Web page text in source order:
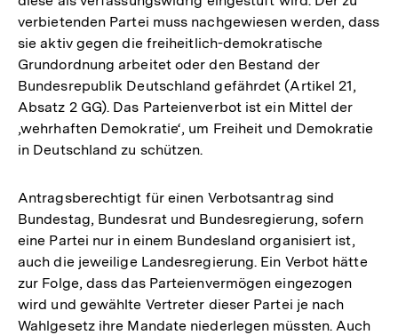
verbietenden Partei muss nachgewiesen werden, dass
sie aktiv gegen die freiheitlich-demokratische
Grundordnung arbeitet oder den Bestand der
Bundesrepublik Deutschland gefährdet (Artikel 21,
Absatz 2 GG). Das Parteienverbot ist ein Mittel der
‚wehrhaften Demokratie‘, um Freiheit und Demokratie
in Deutschland zu schützen.
Antragsberechtigt für einen Verbotsantrag sind
Bundestag, Bundesrat und Bundesregierung, sofern
eine Partei nur in einem Bundesland organisiert ist,
auch die jeweilige Landesregierung. Ein Verbot hätte
zur Folge, dass das Parteienvermögen eingezogen
wird und gewählte Vertreter dieser Partei je nach
Wahlgesetz ihre Mandate niederlegen müssten. Auch